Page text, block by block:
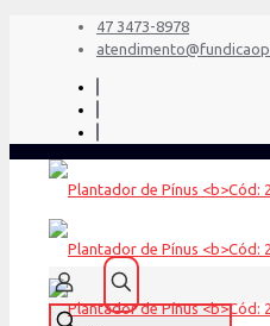
47 3473-8978